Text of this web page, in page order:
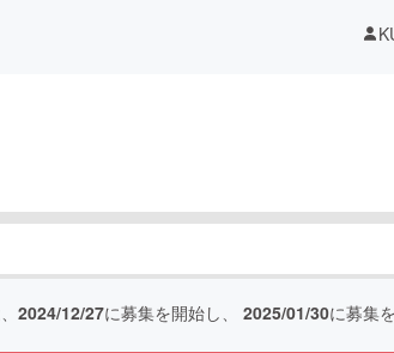
2024/12/27に募集を開始し、 2025/01/30に募集